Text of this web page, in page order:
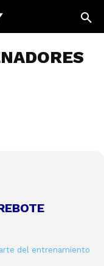
del entrenamiento